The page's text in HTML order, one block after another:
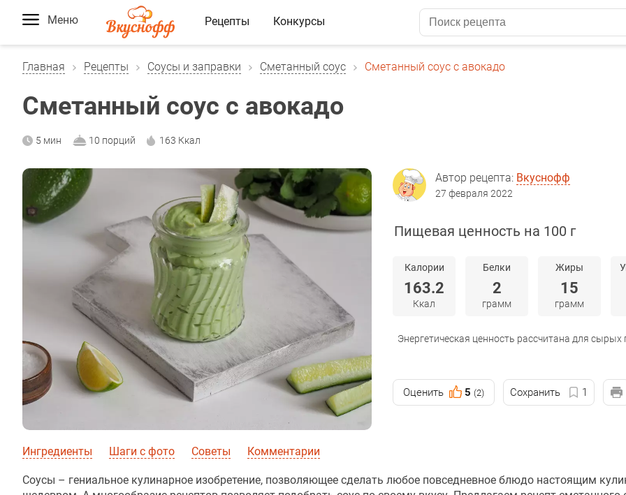
Меню Рецепты Конкурсы
Главная Рецепты Соусы и заправки Сметанный соус Сметанный соус с авокадо
Сметанный соус с авокадо
5 мин 10 порций 163 Ккал
Автор рецепта: Вкуснофф
27 февраля 2022
Пищевая ценность на 100 г
Калории
163.2
Ккал
Белки
2
грамм
Жиры
15
грамм
Энергетическая ценность рассчитана для сырых
Оценить 5 (2) Сохранить 1
Ингредиенты Шаги с фото Советы Комментарии
Соусы – гениальное кулинарное изобретение, позволяющее сделать любое повседневное блюдо настоящим